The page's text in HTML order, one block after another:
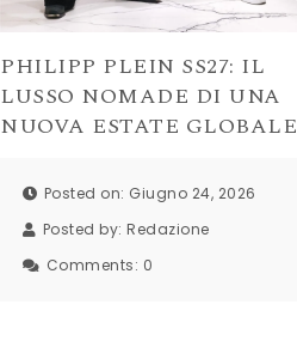
PHILIPP PLEIN SS27: IL
LUSSO NOMADE DI UNA
NUOVA ESTATE GLOBALE
Posted on: Giugno 24, 2026
Posted by: Redazione
Comments: 0